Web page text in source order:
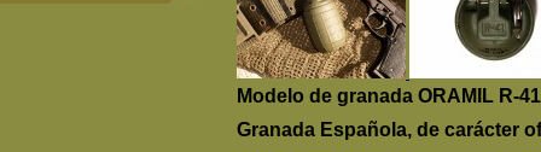
Modelo de granada ORAMIL R-41
Granada Española, de carácter